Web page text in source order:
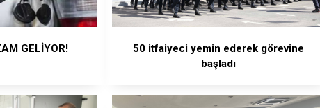
GELİYOR!
50 itfaiyeci yemin ederek görevine
başladı